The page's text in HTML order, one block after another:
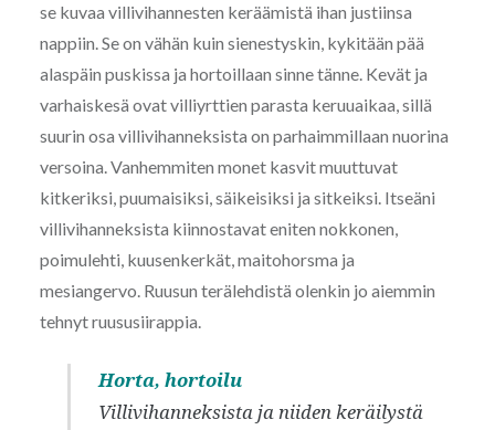
se kuvaa villivihannesten keräämistä ihan justiinsa
nappiin. Se on vähän kuin sienestyskin, kykitään pää
alaspäin puskissa ja hortoillaan sinne tänne. Kevät ja
varhaiskesä ovat villiyrttien parasta keruuaikaa, sillä
suurin osa villivihanneksista on parhaimmillaan nuorina
versoina. Vanhemmiten monet kasvit muuttuvat
kitkeriksi, puumaisiksi, säikeisiksi ja sitkeiksi. Itseäni
villivihanneksista kiinnostavat eniten nokkonen,
poimulehti, kuusenkerkät, maitohorsma ja
mesiangervo. Ruusun terälehdistä olenkin jo aiemmin
tehnyt ruususiirappia.
Horta, hortoilu
Villivihanneksista ja niiden keräilystä